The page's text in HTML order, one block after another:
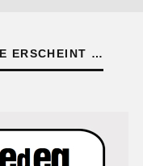
ERSCHEINT …